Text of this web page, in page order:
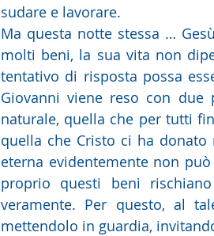
sudare e lavorare.
Ma questa notte stessa …
molti beni, la sua vita non
tentativo di risposta possa
Giovanni viene reso con
naturale, quella che per tutti
quella che Cristo ci ha
eterna evidentemente non
proprio questi beni
veramente. Per questo, al
mettendolo in guardia,